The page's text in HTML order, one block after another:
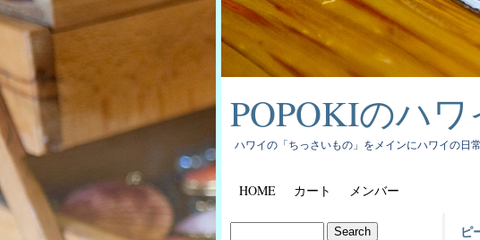
POPOKIのハ
ハワイの「ちっさいもの」をメインにハワイの日
HOME カート メンバー
ピ